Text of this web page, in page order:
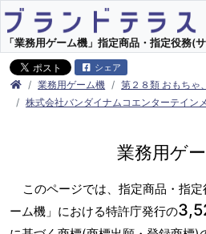
「業務用ゲーム機」指定商品・指定役務(
シェア
業務用ゲーム機 第２８類 おもちゃ
株式会社バンダイナムコエンターテイン
業務用ゲ
このページでは、指定商品・指
ーム機」における特許庁発行の